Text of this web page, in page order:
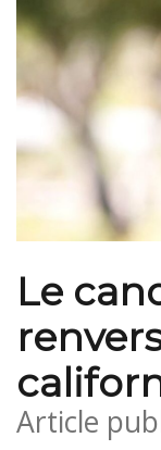
Le
Article